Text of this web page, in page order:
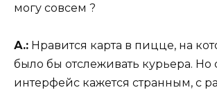
могу совсем ?
А.: Нравится карта в пицце, на
было бы отслеживать курьера. Но
интерфейс кажется странным, с